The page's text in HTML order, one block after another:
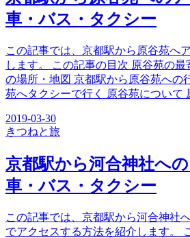
車・バス・タクシー
この記事では、京都駅から原谷苑へ
します。 この記事の目次 原谷苑の
の場所・地図 京都駅から原谷苑への
苑へタクシーで行く 原谷苑について
2019-03-30
きつねと旅
京都駅から河合神社へ
車・バス・タクシー
この記事では、京都駅から河合神社
でアクセスする方法を紹介します。